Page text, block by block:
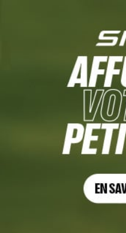
performance forgée